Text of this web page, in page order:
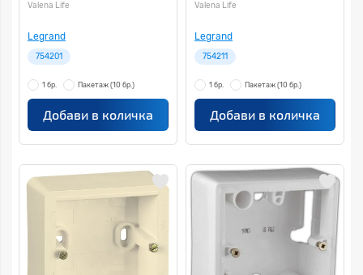
Valena Life
Legrand
754201
1 бр. Пакетаж (10 бр.)
Добави в количка
Valena Life
Legrand
754211
1 бр. Пакетаж (10 бр.)
Добави в количка